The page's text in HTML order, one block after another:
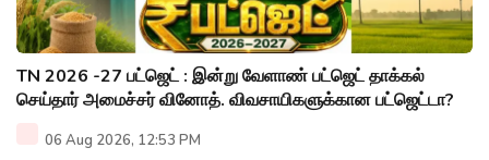
TN 2026 -27 பட்ஜெட் : இன்று வேளாண் பட்ஜெட் தாக்கல்
செய்தார் அமைச்சர் வினோத். விவசாயிகளுக்கான பட்ஜெட்டா?
06 Aug 2026, 12:53 PM